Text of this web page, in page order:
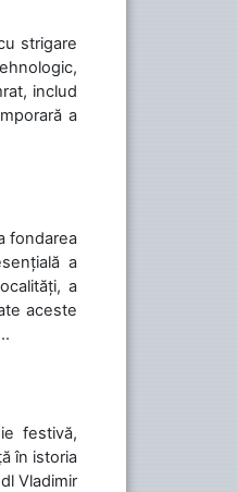
strigare
includ
a
fondarea
a
a
aceste
festivă,
în istoria
Vladimir